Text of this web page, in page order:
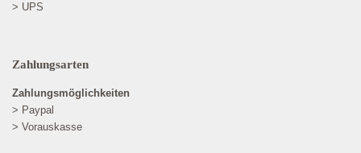
> UPS
Zahlungsarten
Zahlungsmöglichkeiten
> Paypal
> Vorauskasse